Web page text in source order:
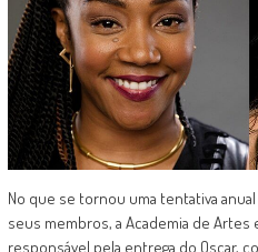
No que se tornou uma tentativa
seus membros, a Academia de Artes
responsável pela entrega do Oscar,